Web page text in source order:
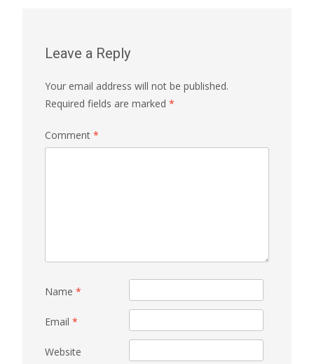
Leave a Reply
Your email address will not be published.
Required fields are marked *
Comment *
Name *
Email *
Website